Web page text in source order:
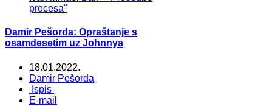
procesa"
Damir Pešorda: Opraštanje s
osamdesetim uz Johnnya
18.01.2022.
Damir Pešorda
Ispis
E-mail